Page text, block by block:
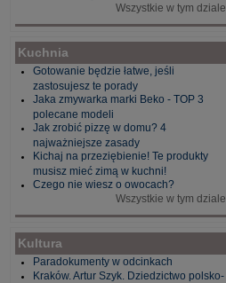
Wszystkie w tym dziale
Kuchnia
Gotowanie będzie łatwe, jeśli
zastosujesz te porady
Jaka zmywarka marki Beko - TOP 3
polecane modeli
Jak zrobić pizzę w domu? 4
najważniejsze zasady
Kichaj na przeziębienie! Te produkty
musisz mieć zimą w kuchni!
Czego nie wiesz o owocach?
Wszystkie w tym dziale
Kultura
Paradokumenty w odcinkach
Kraków. Artur Szyk. Dziedzictwo polsko-